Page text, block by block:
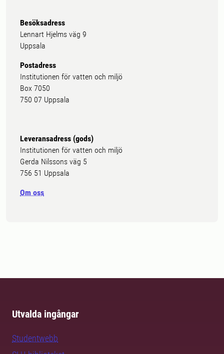
Besöksadress
Lennart Hjelms väg 9
Uppsala
Postadress
Institutionen för vatten och miljö
Box 7050
750 07 Uppsala
Leveransadress (gods)
Institutionen för vatten och miljö
Gerda Nilssons väg 5
756 51 Uppsala
Om oss
Utvalda ingångar
Studentwebb